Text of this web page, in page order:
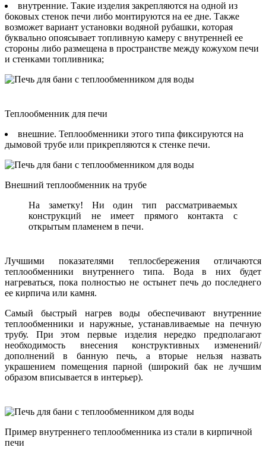
внутренние. Такие изделия закрепляются на одной из
боковых стенок печи либо монтируются на ее дне. Также
возможет вариант установки водяной рубашки, которая
буквально опоясывает топливную камеру с внутренней ее
стороны либо размещена в пространстве между кожухом печи
и стенками топливника;
Теплообменник для печи
внешние. Теплообменники этого типа фиксируются на
дымовой трубе или прикрепляются к стенке печи.
Внешний теплообменник на трубе
На заметку! Ни один тип рассматриваемых
конструкций не имеет прямого контакта с
открытым пламенем в печи.
Лучшими показателями теплосбережения отличаются
теплообменники внутреннего типа. Вода в них будет
нагреваться, пока полностью не остынет печь до последнего
ее кирпича или камня.
Самый быстрый нагрев воды обеспечивают внутренние
теплообменники и наружные, устанавливаемые на печную
трубу. При этом первые изделия нередко предполагают
необходимость внесения конструктивных изменений/
дополнений в банную печь, а вторые нельзя назвать
украшением помещения парной (широкий бак не лучшим
образом вписывается в интерьер).
Пример внутреннего теплообменника из стали в кирпичной
печи